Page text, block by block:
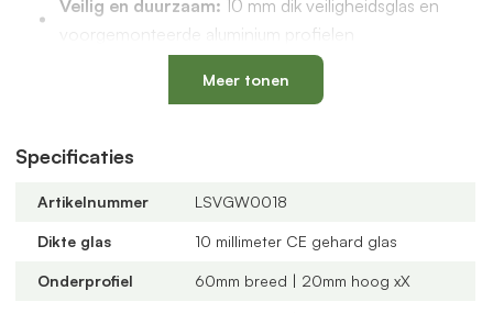
Veilig en duurzaam: 10 mm dik veiligheidsglas en
voorgemonteerde aluminium profielen
met een vervangbaar loopspoor,
geïntegreerde waterafvoer en verkrijgbaar in antraciet
Verstelbare kunststof wielen
Altijd passend bij jouw veranda
verschillende maten, glastypes en steellook
U-profielen met tochtborstelsvoor een tochtvrije
Meer tonen
Specificaties
Artikelnummer LSVGW0018
Dikte glas 10 millimeter CE gehard glas
Onderprofiel 60mm breed | 20mm hoog xX